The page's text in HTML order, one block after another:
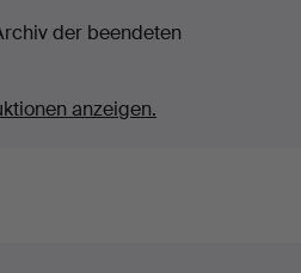
der beendeten
anzeigen.